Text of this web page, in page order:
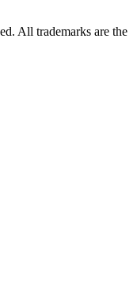
All trademarks are the